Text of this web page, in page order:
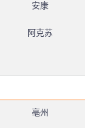
安康
阿克苏
亳州